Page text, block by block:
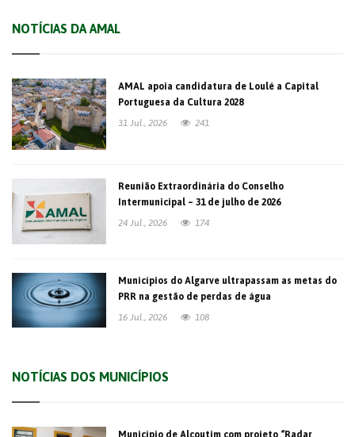
NOTÍCIAS DA AMAL
AMAL apoia candidatura de Loulé a Capital
Portuguesa da Cultura 2028
31 Jul., 2026
241
Reunião Extraordinária do Conselho
Intermunicipal – 31 de julho de 2026
24 Jul., 2026
174
Municípios do Algarve ultrapassam as metas do
PRR na gestão de perdas de água
16 Jul., 2026
108
NOTÍCIAS DOS MUNICÍPIOS
Município de Alcoutim com projeto “Radar